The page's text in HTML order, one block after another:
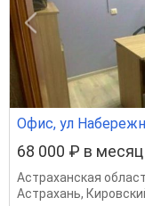
Офис, ул
68 000 ₽ в месяц
Астраханская
Астрахань,